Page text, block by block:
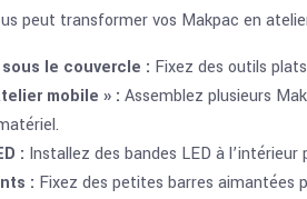
peut transformer vos Makpac en
le couvercle : Fixez des outils
mobile » : Assemblez plusieurs
: Installez des bandes LED à l’intérieur
: Fixez des petites barres aimantées